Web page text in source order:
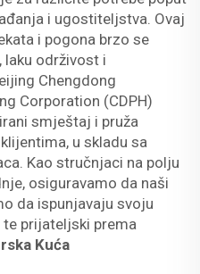
i ugostiteljstva. Ovaj
i pogona brzo se
laku održivost i
Chengdong
Corporation (CDPH)
smještaj i pruža
u skladu sa
Kao stručnjaci na polju
osiguravamo da naši
da ispunjavaju svoju
te prijateljski prema
Kuća